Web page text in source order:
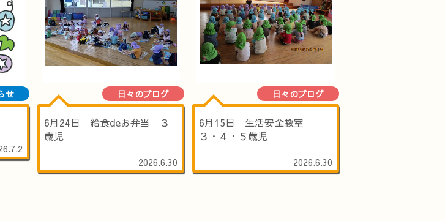
せ 日々のブログ
6月24日 給食deお弁当 ３
歳児
2026.6.30
日々のブログ
6月15日 生活安全教室
３・４・５歳児
2026.6.30